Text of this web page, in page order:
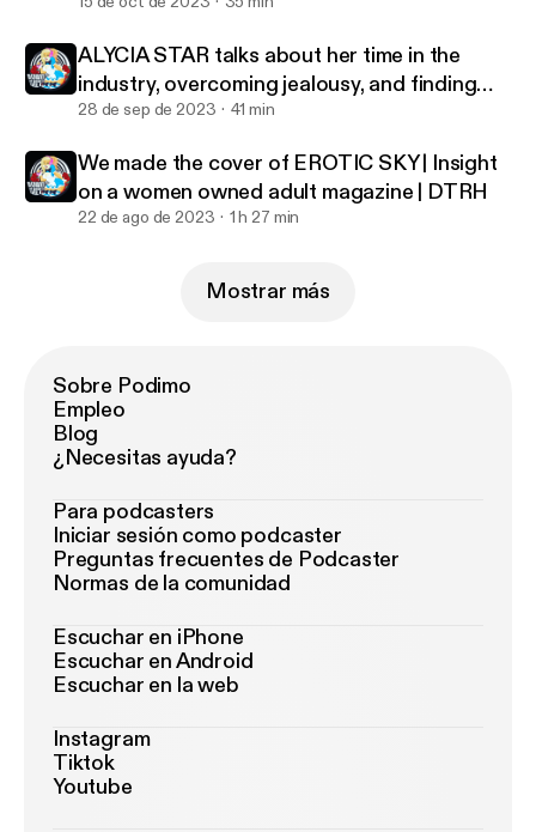
ALYCIA STAR talks about her time in the
industry, overcoming jealousy, and finding
true connections
28 de sep de 2023 41 min
We made the cover of EROTIC SKY | Insight
on a women owned adult magazine | DTRH
22 de ago de 2023 1 h 27 min
Mostrar más
Sobre Podimo
Empleo
Blog
¿Necesitas ayuda?
Para podcasters
Iniciar sesión como podcaster
Preguntas frecuentes de Podcaster
Normas de la comunidad
Escuchar en iPhone
Escuchar en Android
Escuchar en la web
Instagram
Tiktok
Youtube